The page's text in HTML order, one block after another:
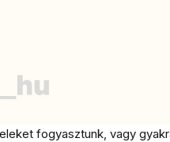
fogyasztunk, vagy